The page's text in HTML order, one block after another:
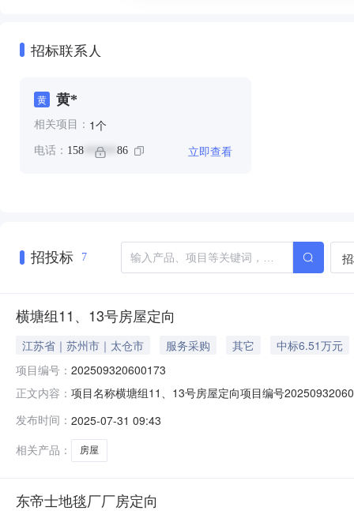
招标联系人
黄 黄*
相关项目： 1个
电话： 158 ****** 86 立即查看
招投标 7
横塘组11、13号房屋定向
江苏省｜苏州市｜太仓市 服务采购 其它
中标6.51万元
项目编号： 202509320600173
正文内容： 项目名称横塘组11、13号房屋定向项目编号
发布时间： 2025-07-31 09:43
相关产品：
房屋
东帝士地毯厂厂房定向